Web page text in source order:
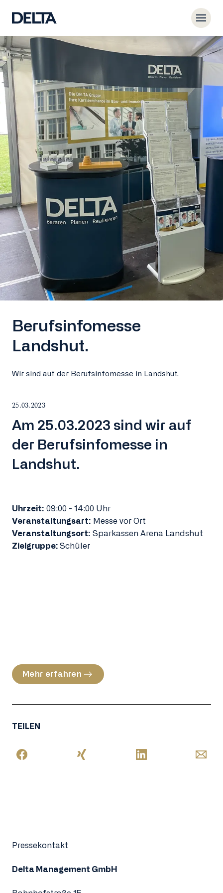
Berufsinfomesse
Landshut.
Wir sind auf der Berufsinfomesse in Landshut.
25.03.2023
Am 25.03.2023 sind wir auf
der Berufsinfomesse in
Landshut.
Uhrzeit: 09:00 - 14:00 Uhr
Veranstaltungsart: Messe vor Ort
Veranstaltungsort: Sparkassen Arena Landshut
Zielgruppe: Schüler
Mehr erfahren
TEILEN
Pressekontakt
Delta Management GmbH